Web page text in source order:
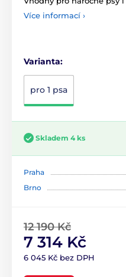
Více informací ›
Varianta:
pro 1 psa
Skladem 4 ks
Praha
Brno
12 190 Kč
7 314 Kč
6 045 Kč bez DPH